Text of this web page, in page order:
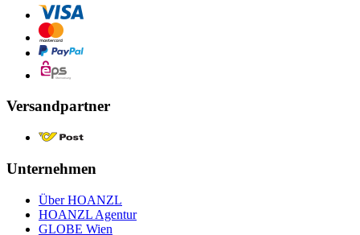
Versandpartner
Unternehmen
Über HOANZL
HOANZL Agentur
GLOBE Wien